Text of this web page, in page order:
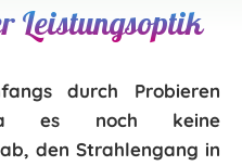
Leistungsoptik
durch Probieren
da es noch keine
den Strahlengang in